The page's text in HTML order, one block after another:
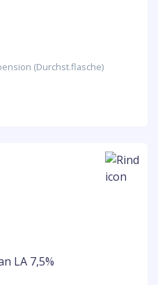
(Durchst.flasche)